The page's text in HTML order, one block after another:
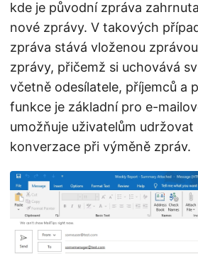
kde je původní zpráva
nové zprávy. V takových
zpráva stává vloženou
zprávy, přičemž si uchovává
včetně odesílatele, příjemců a
funkce je základní pro e-
umožňuje uživatelům
konverzace při výměně zpráv.